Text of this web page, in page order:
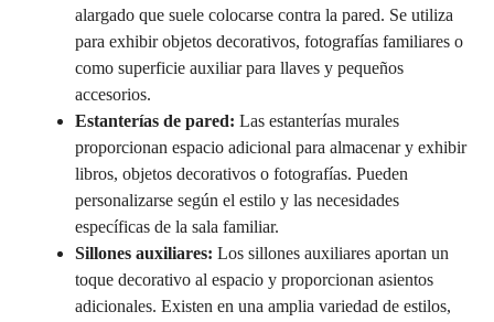
alargado que suele colocarse contra la pared. Se utiliza
para exhibir objetos decorativos, fotografías familiares o
como superficie auxiliar para llaves y pequeños
accesorios.
Estanterías de pared: Las estanterías murales
proporcionan espacio adicional para almacenar y exhibir
libros, objetos decorativos o fotografías. Pueden
personalizarse según el estilo y las necesidades
específicas de la sala familiar.
Sillones auxiliares: Los sillones auxiliares aportan un
toque decorativo al espacio y proporcionan asientos
adicionales. Existen en una amplia variedad de estilos,